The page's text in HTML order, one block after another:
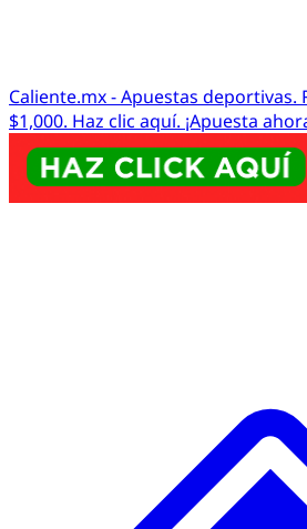
Caliente.mx - Apuestas deportivas.
$1,000. Haz clic aquí. ¡Apuesta